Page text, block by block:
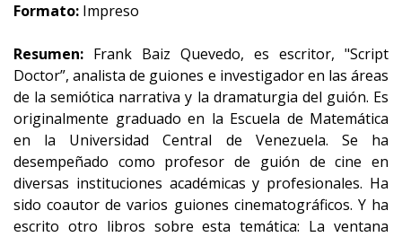
Formato: Impreso
Resumen: Frank Baiz Quevedo, es escritor, "Script
Doctor”, analista de guiones e investigador en las áreas
de la semiótica narrativa y la dramaturgia del guión. Es
originalmente graduado en la Escuela de Matemática
en la Universidad Central de Venezuela. Se ha
desempeñado como profesor de guión de cine en
diversas instituciones académicas y profesionales. Ha
sido coautor de varios guiones cinematográficos. Y ha
escrito otro libros sobre esta temática: La ventana